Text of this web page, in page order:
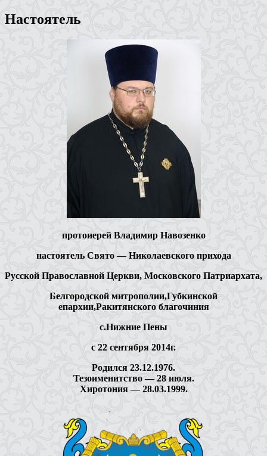
Настоятель
протоиерей Владимир Навозенко
настоятель Свято — Николаевского прихода
Русской Православной Церкви, Московского Патриархата,
Белгородской митрополии,Губкинской
епархии,Ракитянского благочиния
с.Нижние Пены
с 22 сентября 2014г.
Родился 23.12.1976.
Тезоименитство — 28 июля.
Хиротония — 28.03.1999.